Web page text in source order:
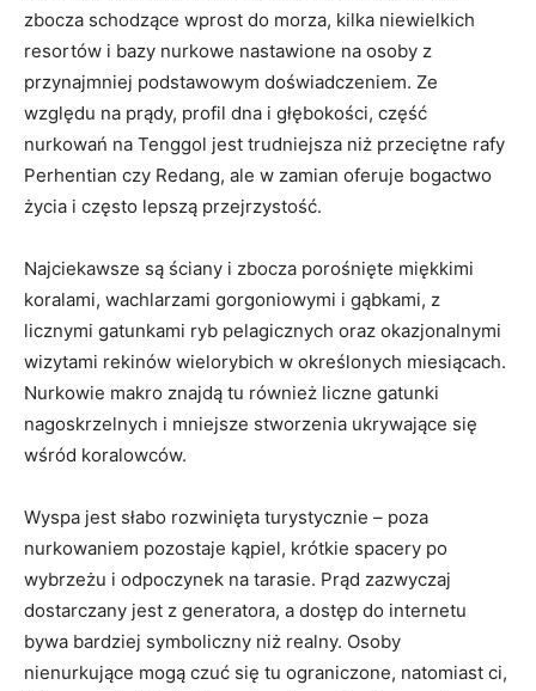
zbocza schodzące wprost do morza, kilka niewielkich
resortów i bazy nurkowe nastawione na osoby z
przynajmniej podstawowym doświadczeniem. Ze
względu na prądy, profil dna i głębokości, część
nurkowań na Tenggol jest trudniejsza niż przeciętne rafy
Perhentian czy Redang, ale w zamian oferuje bogactwo
życia i często lepszą przejrzystość.
Najciekawsze są ściany i zbocza porośnięte miękkimi
koralami, wachlarzami gorgoniowymi i gąbkami, z
licznymi gatunkami ryb pelagicznych oraz okazjonalnymi
wizytami rekinów wielorybich w określonych miesiącach.
Nurkowie makro znajdą tu również liczne gatunki
nagoskrzelnych i mniejsze stworzenia ukrywające się
wśród koralowców.
Wyspa jest słabo rozwinięta turystycznie – poza
nurkowaniem pozostaje kąpiel, krótkie spacery po
wybrzeżu i odpoczynek na tarasie. Prąd zazwyczaj
dostarczany jest z generatora, a dostęp do internetu
bywa bardziej symboliczny niż realny. Osoby
nienurkujące mogą czuć się tu ograniczone, natomiast ci,